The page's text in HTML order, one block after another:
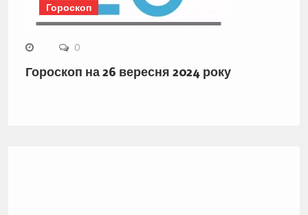
Гороскоп
0
Гороскоп на 26 вересня 2024 року